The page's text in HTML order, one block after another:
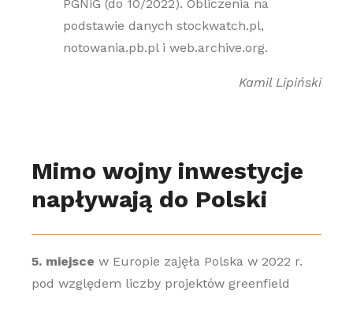
PGNiG (do 10/2022). Obliczenia na
podstawie danych stockwatch.pl,
notowania.pb.pl i web.archive.org.
Kamil Lipiński
Mimo wojny inwestycje
napływają do Polski
5. miejsce w Europie zajęła Polska w 2022 r.
pod względem liczby projektów greenfield